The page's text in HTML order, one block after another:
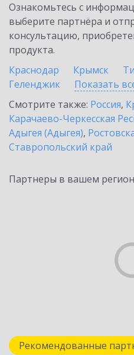
Ознакомьтесь с
выберите партнёра и
консультацию,
продукта.
Краснодар
Крымск
Геленджик
Показать
Смотрите также: Россия,
Карачаево-Черкесская
Адыгея (Адыгея),
Ставропольский край
Партнеры в вашем
Рекомендованные